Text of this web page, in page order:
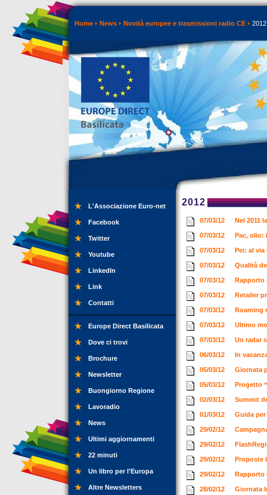
Home News Novità europee e trasmissioni radio CE 2012
L'Associazione Euro-net
Facebook
Twitter
Youtube
LinkedIn
Link
Contatti
Europe Direct Basilicata
Dove ci trovi
Brochure
Newsletter
Buongiorno Regione
Lavoradio
News
Ultimi aggiornamenti
22 minuti
Un libro per l'Europa
Altre Newsletters
2012
07/03/12 Nel 2011
07/03/12 Pac, olio:
07/03/12 Pei: al
07/03/12 Qualità
07/03/12 Rapporto
07/03/12 Retailer
07/03/12 Roaming
07/03/12 Ultimo
07/03/12 Un radar
06/03/12 In
05/03/12 Giornata
05/03/12 Progetto
02/03/12 Summit
01/03/12 Guida
29/02/12
29/02/12
29/02/12 Proposte
29/02/12 Rapporto
28/02/12 Giornata